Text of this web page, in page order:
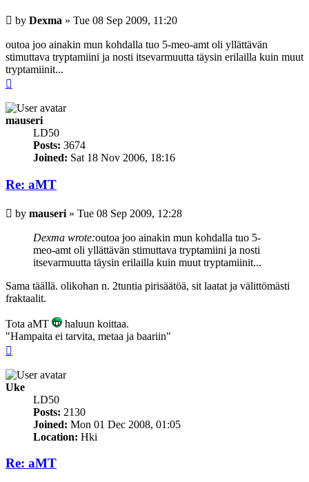
Post
by Dexma » Tue 08 Sep 2009, 11:20
outoa joo ainakin mun kohdalla tuo 5-meo-amt oli yllättävän
stimuttava tryptamiini ja nosti itsevarmuutta täysin erilailla kuin muut
tryptamiinit...
mauseri
LD50
Posts: 3674
Joined: Sat 18 Nov 2006, 18:16
Re: aMT
Post
by mauseri » Tue 08 Sep 2009, 12:28
Dexma wrote:outoa joo ainakin mun kohdalla tuo 5-
meo-amt oli yllättävän stimuttava tryptamiini ja nosti
itsevarmuutta täysin erilailla kuin muut tryptamiinit...
Sama täällä. olikohan n. 2tuntia pirisäätöä, sit laatat ja välittömästi
fraktaalit.
Tota aMT
haluun koittaa.
"Hampaita ei tarvita, metaa ja baariin"
Uke
LD50
Posts: 2130
Joined: Mon 01 Dec 2008, 01:05
Location: Hki
Re: aMT